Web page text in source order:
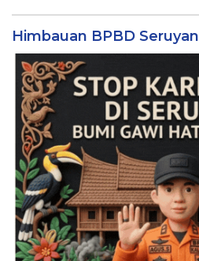
Himbauan BPBD Seruyan